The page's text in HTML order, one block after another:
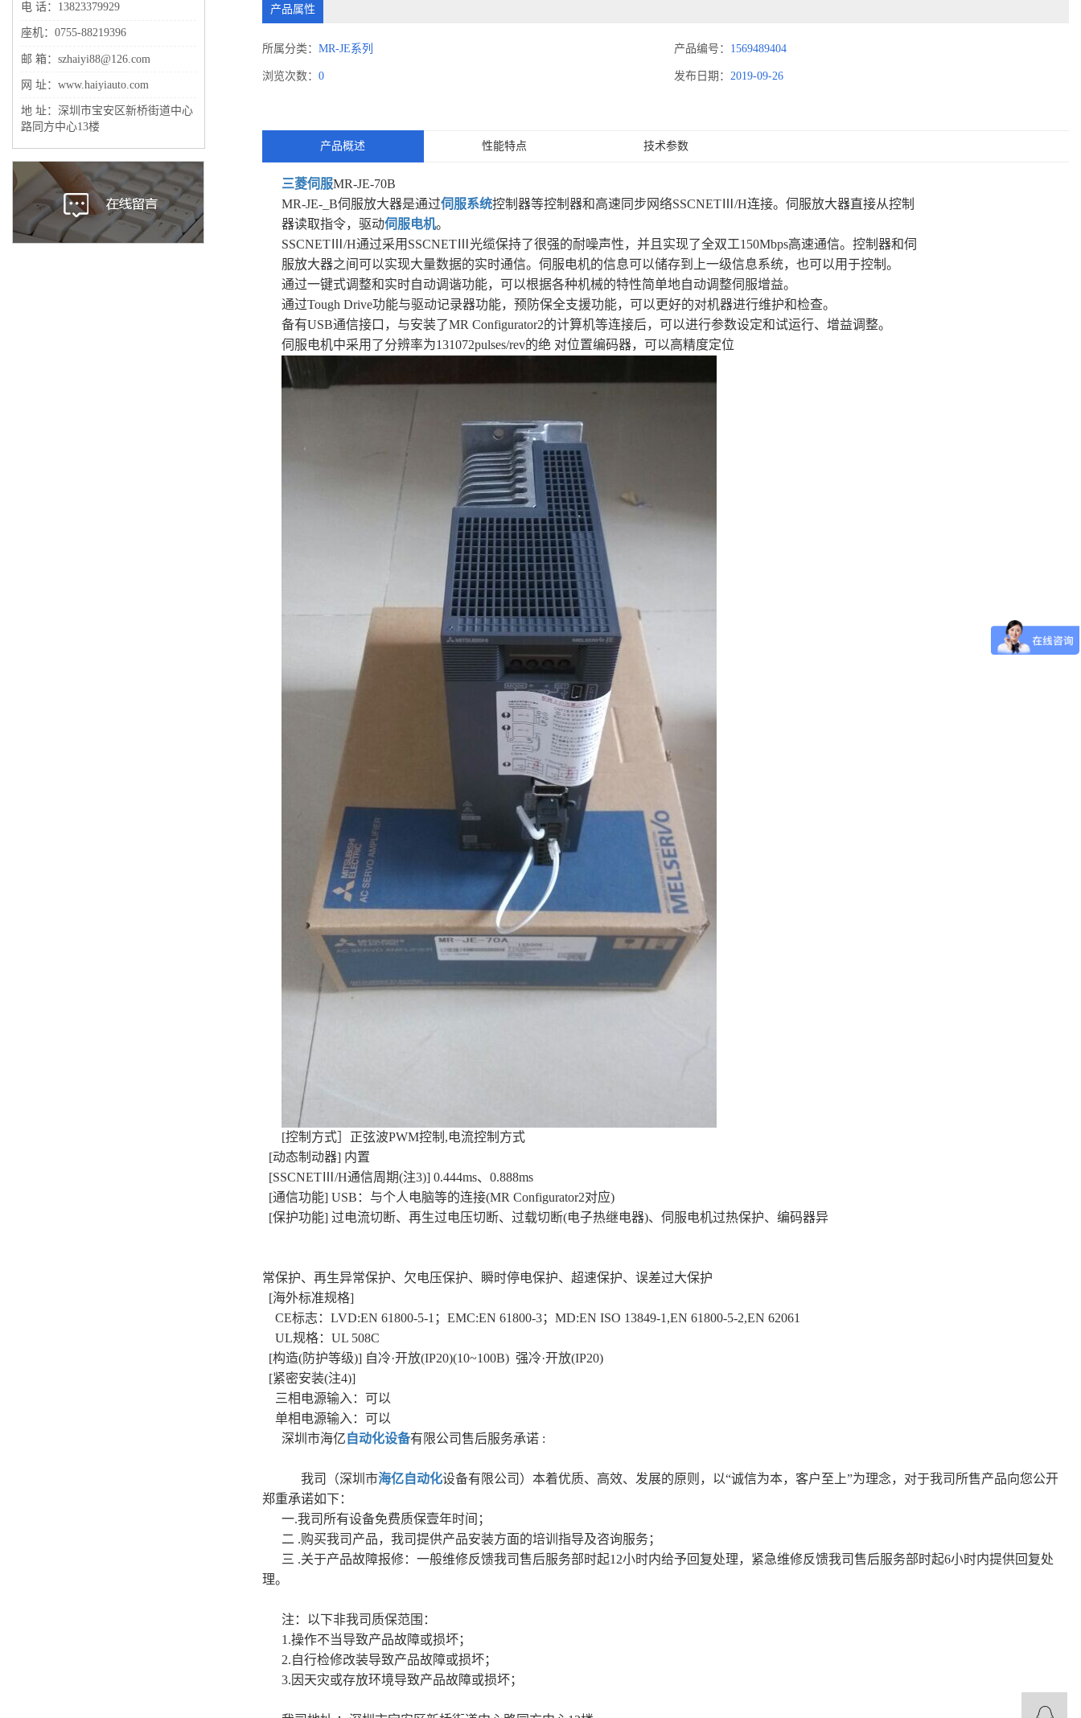
电 话：13823379929
座机：0755-88219396
邮 箱：szhaiyi88@126.com
网 址：www.haiyiauto.com
地 址：深圳市宝安区新桥街道中心
路同方中心13楼
产品属性
所属分类：MR-JE系列 产品编号： 1569489404
浏览次数：0 发布日期： 2019-09-26
产品概述 性能特点 技术参数
三菱伺服MR-JE-70B
MR-JE-_B伺服放大器是通过伺服系统控制器等控制器和高速同步网络SSCNETⅢ/H连接。伺服放大器直接从控制
器读取指令，驱动伺服电机。
SSCNETⅢ/H通过采用SSCNETⅢ光缆保持了很强的耐噪声性，并且实现了全双工150Mbps高速通信。控制器和伺
服放大器之间可以实现大量数据的实时通信。伺服电机的信息可以储存到上一级信息系统，也可以用于控制。
通过一键式调整和实时自动调谐功能，可以根据各种机械的特性简单地自动调整伺服增益。
通过Tough Drive功能与驱动记录器功能，预防保全支援功能，可以更好的对机器进行维护和检查。
备有USB通信接口，与安装了MR Configurator2的计算机等连接后，可以进行参数设定和试运行、增益调整。
伺服电机中采用了分辨率为131072pulses/rev的绝 对位置编码器，可以高精度定位
[控制方式］正弦波PWM控制,电流控制方式
[动态制动器] 内置
[SSCNETⅢ/H通信周期(注3)] 0.444ms、0.888ms
[通信功能] USB：与个人电脑等的连接(MR Configurator2对应)
[保护功能] 过电流切断、再生过电压切断、过载切断(电子热继电器)、伺服电机过热保护、编码器异
常保护、再生异常保护、欠电压保护、瞬时停电保护、超速保护、误差过大保护
[海外标准规格]
CE标志：LVD:EN 61800-5-1；EMC:EN 61800-3；MD:EN ISO 13849-1,EN 61800-5-2,EN 62061
UL规格：UL 508C
[构造(防护等级)] 自冷·开放(IP20)(10~100B) 强冷·开放(IP20)
[紧密安装(注4)]
三相电源输入：可以
单相电源输入：可以
深圳市海亿 自动化设备有限公司售后服务承诺 :
我司（深圳市海亿自动化设备有限公司）本着优质、高效、发展的原则，以“诚信为本，客户至上”为理念，对于我司所售产品向您公开
郑重承诺如下：
一.我司所有设备免费质保壹年时间；
二 .购买我司产品，我司提供产品安装方面的培训指导及咨询服务；
三 .关于产品故障报修：一般维修反馈我司售后服务部时起12小时内给予回复处理，紧急维修反馈我司售后服务部时起6小时内提供回复处
理。
注：以下非我司质保范围：
1.操作不当导致产品故障或损坏；
2.自行检修改装导致产品故障或损坏；
3.因天灾或存放环境导致产品故障或损坏；